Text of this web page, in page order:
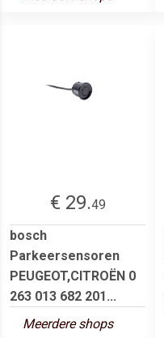
€ 29.49
bosch
Parkeersensoren
PEUGEOT,CITROËN 0
263 013 682 201...
Meerdere shops